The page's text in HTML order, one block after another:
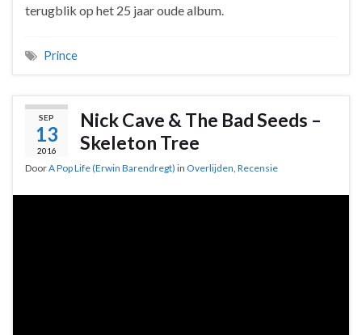
terugblik op het 25 jaar oude album.
Prince
SEP
13
2016
Nick Cave & The Bad Seeds –
Skeleton Tree
DoorA Pop Life (Erwin Barendregt) in Overlijden, Recensie